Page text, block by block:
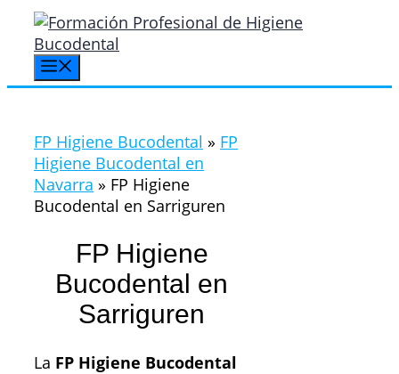
Saltar
contenido
FP Higiene Bucodental » FP
Higiene Bucodental en
Navarra » FP Higiene
Bucodental en Sarriguren
FP Higiene
Bucodental en
Sarriguren
La FP Higiene Bucodental